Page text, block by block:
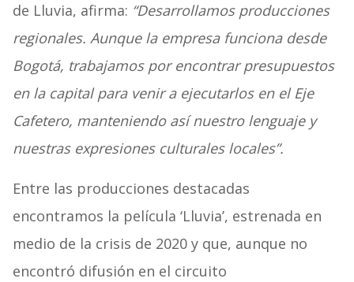
de Lluvia, afirma: “Desarrollamos producciones
regionales. Aunque la empresa funciona desde
Bogotá, trabajamos por encontrar presupuestos
en la capital para venir a ejecutarlos en el Eje
Cafetero, manteniendo así nuestro lenguaje y
nuestras expresiones culturales locales”.
Entre las producciones destacadas
encontramos la película ‘Lluvia’, estrenada en
medio de la crisis de 2020 y que, aunque no
encontró difusión en el circuito